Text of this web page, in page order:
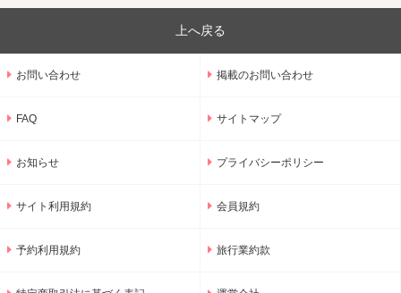
上へ戻る
お問い合わせ 掲載のお問い合わせ
FAQ サイトマップ
お知らせ プライバシーポリシー
サイト利用規約 会員規約
予約利用規約 旅行業約款